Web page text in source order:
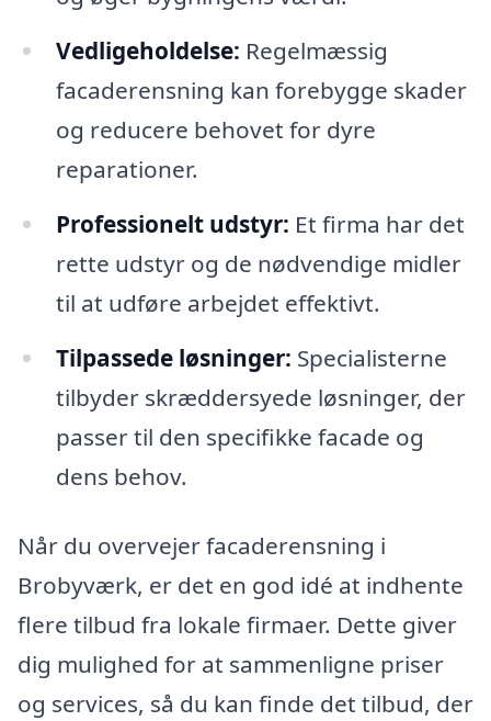
Vedligeholdelse: Regelmæssig
facaderensning kan forebygge skader
og reducere behovet for dyre
reparationer.
Professionelt udstyr: Et firma har det
rette udstyr og de nødvendige midler
til at udføre arbejdet effektivt.
Tilpassede løsninger: Specialisterne
tilbyder skræddersyede løsninger, der
passer til den specifikke facade og
dens behov.
Når du overvejer facaderensning i
Brobyværk, er det en god idé at indhente
flere tilbud fra lokale firmaer. Dette giver
dig mulighed for at sammenligne priser
og services, så du kan finde det tilbud, der